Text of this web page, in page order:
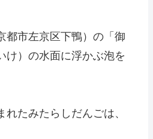
都市左京区下鴨）の「御
け）の水面に浮かぶ泡を
たみたらしだんごは、